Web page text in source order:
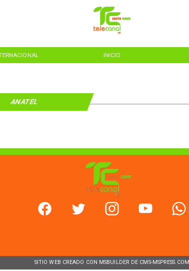
INICIO
ANATEL
SITIO WEB CREADO CON MSBUILDER DE CMS-MSPRESS.COM